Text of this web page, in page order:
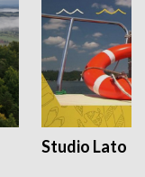
Studio Lato